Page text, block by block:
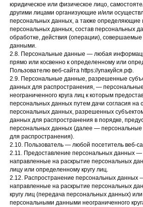
юридическое или физическое лицо,
другими лицами организующие и/или
персональных данных, а также определяющие
персональных данных, состав персональных
обработке, действия (операции),
данными.
2.8. Персональные данные — любая
прямо или косвенно к определенному или
Пользователю веб-сайта https://упакуйся.рф.
2.9. Персональные данные, разрешенные
данных для распространения, —
неограниченного круга лиц к которым
персональных данных путем дачи согласия на
персональных данных, разрешенных
данных для распространения в порядке,
персональных данных (далее —
для распространения).
2.10. Пользователь — любой посетитель веб-
2.11. Предоставление персональных данных —
направленные на раскрытие персональных
лицу или определенному кругу лиц.
2.12. Распространение персональных данных
направленные на раскрытие персональных
кругу лиц (передача персональных данных)
персональными данными неограниченного